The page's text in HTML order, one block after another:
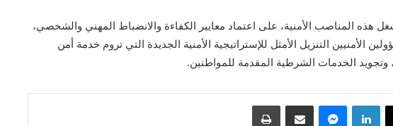
هذه المناصب الأمنية، على اعتماد معايير الكفاءة والانضباط المهني والشخصي،
الأمنيين التنزيل الأمثل للإستراتيجية الأمنية الجديدة التي تروم خدمة أمن
وتجويد الخدمات الشرطية المقدمة للمواطنين.
لينكدإن ماسنجر مشاركة عبر البريد طباعة